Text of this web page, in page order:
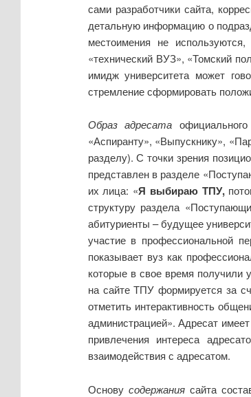
сами разработчики сайта,
детальную информацию о
местоимения не
«технический ВУЗ», «Томский
имидж университета может
стремление сформировать
Образ адресата
«Аспиранту», «Выпускнику»,
разделу). С точки зрения
представлен в разделе
их лица: «Я выбираю ТПУ,
структуру раздела
абитуриенты – будущее
участие в профессиональной
показывает вуз как
которые в свое время получили
на сайте ТПУ формируется за
отметить интерактивность
администрацией». Адресат
привлечения интереса
взаимодействия с адресатом.
Основу содержаниясайта